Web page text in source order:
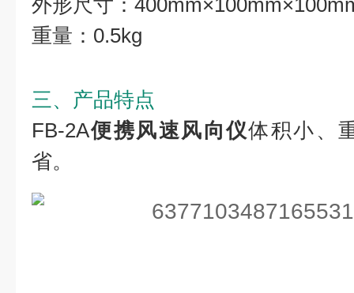
外形尺寸：
重量：0.5kg
三、产品特点
FB-2A便携风速风向仪体积小、
省。